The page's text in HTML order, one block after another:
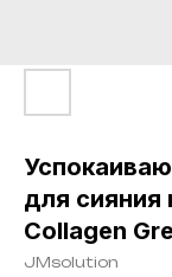
для сияния
Collagen
JMsolution